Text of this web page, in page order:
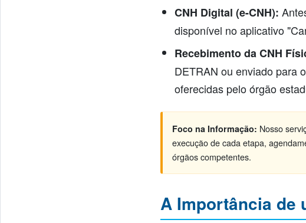
CNH Digital (e-CNH):
disponível no aplicativo
Recebimento da CNH
DETRAN ou enviado para
oferecidas pelo órgão
Foco na Informação: Nosso
execução de cada etapa,
órgãos competentes.
A Importância de